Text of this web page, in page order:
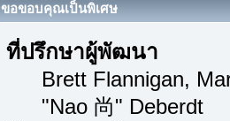
ขอขอบคุณเป็นพิเศษ
ที่ปรึกษาผู้พัฒนา
Brett Flannigan,
"Nao 尚" Deberdt